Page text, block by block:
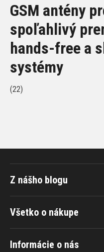
GSM antény
spoľahlivý
hands-free a
systémy
(22)
Všetko o nákupe
Informácie o nás
Z nášho blogu